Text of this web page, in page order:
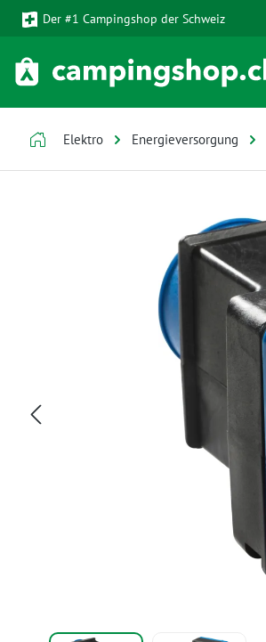
Hauptinhalt springen
Zur Suche springen
Zur Hauptnavigation springen
Der #1 Campingshop der Schweiz
Elektro Energieversorgung